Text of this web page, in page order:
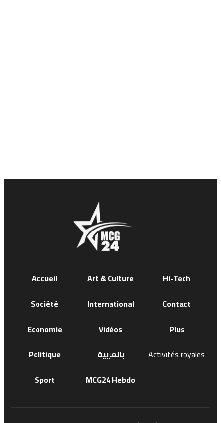
Accueil
Société
Economie
Politique
Sport
Art & Culture
International
Vidéos
بالعربية
MCG24 Hebdo
Hi-Tech
Contact
Plus
Activités royales